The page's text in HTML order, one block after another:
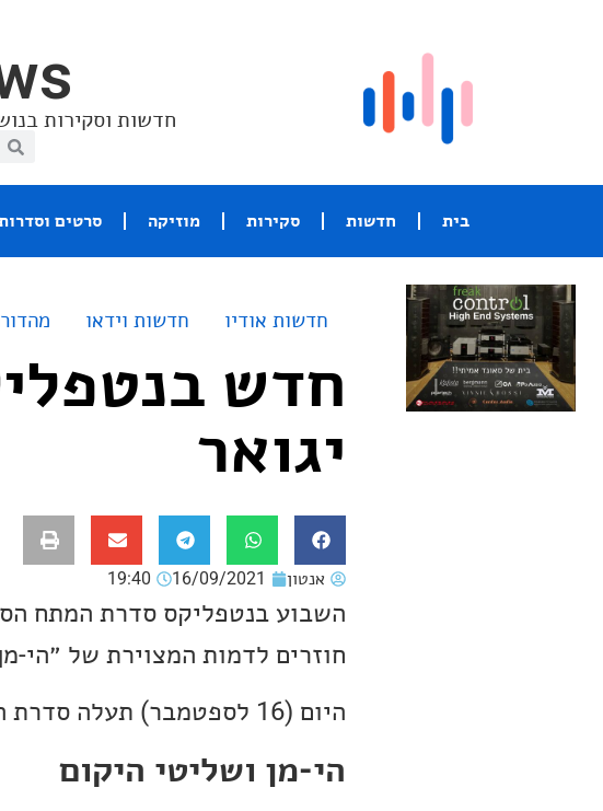
חדשות וסקירות
בית חדשות סקירות מוזיקה סרטים
חדשות אודיו חדשות וידאו
חדש
יגואר
אנטון 16/09/2021
19:40
השבוע בנטפליקס סדרת המתח
חוזרים לדמות המצוירת של
היום (16 לספטמבר) תעלה סדרת האנימציה:
הי-מן ושליטי היקום